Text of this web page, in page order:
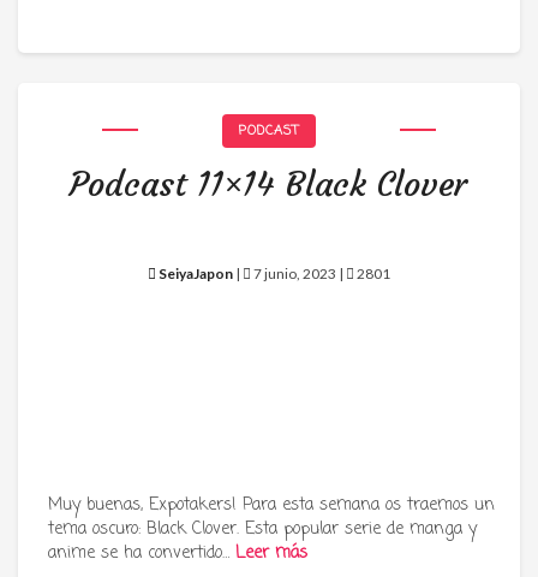
PODCAST
Podcast 11×14 Black Clover
SeiyaJapon | 7 junio, 2023 | 2801
Muy buenas, Expotakers! Para esta semana os traemos un
tema oscuro: Black Clover. Esta popular serie de manga y
anime se ha convertido… Leer más